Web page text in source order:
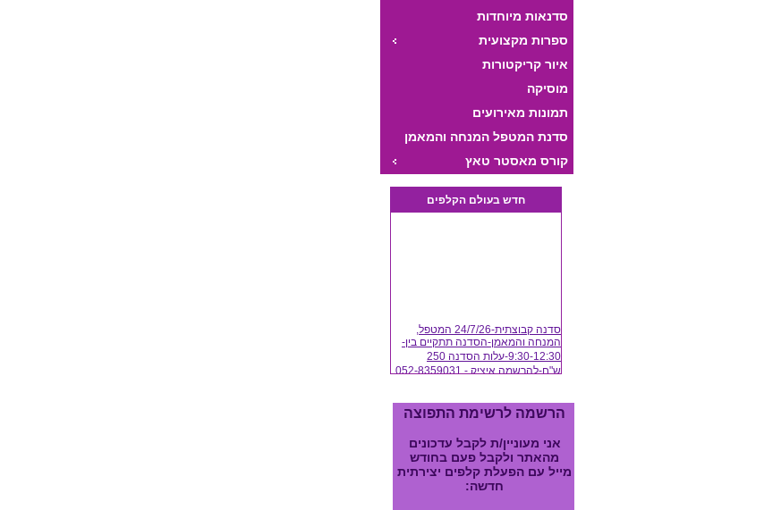
סדנאות מיוחדות
ספרות מקצועית
איור קריקטורות
מוסיקה
תמונות מאירועים
סדנת המטפל המנחה והמאמן
היצירתי
קורס מאסטר טאץ
חדש בעולם הקלפים
סדנה קבוצתית-24/7/26 המטפל,
המנחה והמאמן-הסדנה תתקיים בין-
9:30-12:30-עלות הסדנה 250
ש"ח-להרשמה איציק - 052-8359031
הרשמה לרשימת התפוצה
אני מעוניין/ת לקבל עדכונים
מהאתר ולקבל פעם בחודש
מייל עם הפעלת קלפים יצירתית
חדשה: